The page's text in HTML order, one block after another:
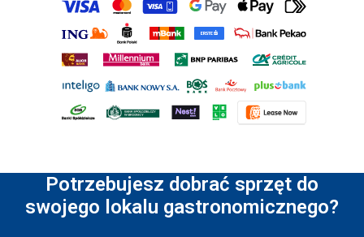
Potrzebujesz dobrać sprzęt do
swojego lokalu gastronomicznego?